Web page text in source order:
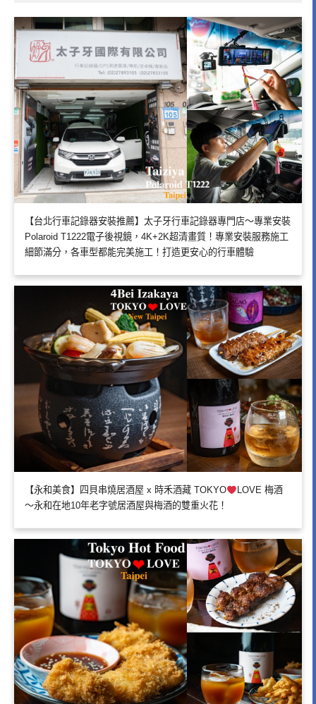
【台北行車記錄器安裝推薦】太子牙行車記錄器專門店～專業安裝
Polaroid T1222電子後視鏡，4K+2K超清畫質！專業安裝服務施工
細節滿分，各車型都能完美施工！打造更安心的行車體驗
【永和美食】四貝串燒居酒屋 x 時禾酒藏 TOKYO
LOVE 梅酒
～永和在地10年老字號居酒屋與梅酒的雙重火花！